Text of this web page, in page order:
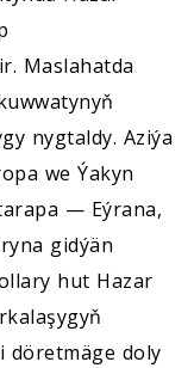
Maslahatda
nygtaldy. Aziýa
we Ýakyn
— Eýrana,
gidýän
hut Hazar
döretmäge doly